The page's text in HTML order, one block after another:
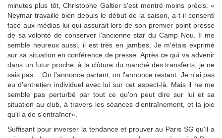
minutes plus tôt, Christophe Galtier s'est montré moins précis. «
Neymar travaille bien depuis le début de la saison, a-t-il consenti
face aux médias lui qui assurait lors de son premier point presse
de sa volonté de conserver l'ancienne star du Camp Nou. Il me
semble heureux aussi, il est très en jambes. Je m'étais exprimé
sur sa situation en conférence de presse. Après ce qui va advenir
dans un futur proche, à la clôture du marché des transferts, je ne
sais pas… On l'annonce partant, on l'annonce restant. Je n'ai pas
eu d'entretien individuel avec lui sur cet aspect-là. Mais il ne me
semble pas perturbé par tout ce qu'on peut dire sur lui et sa
situation au club, à travers les séances d'entraînement, et la joie
qu'il a de s'entraîner».
Suffisant pour inverser la tendance et prouver au Paris SG qu'il a